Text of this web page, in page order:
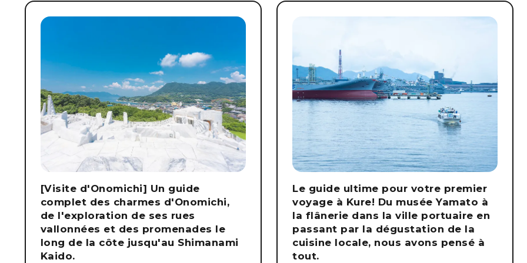
[Visite d'Onomichi] Un guide
complet des charmes d'Onomichi,
de l'exploration de ses rues
vallonnées et des promenades le
long de la côte jusqu'au Shimanami
Kaido.
Le guide ultime pour votre premier
voyage à Kure! Du musée Yamato à
la flânerie dans la ville portuaire en
passant par la dégustation de la
cuisine locale, nous avons pensé à
tout.